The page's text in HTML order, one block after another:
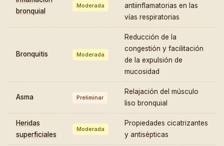
bronquial
Moderada
antiinflamatorias en las
vías respiratorias
Bronquitis Moderada
Reducción de la
congestión y facilitación
de la expulsión de
mucosidad
Asma Preliminar
Relajación del músculo
liso bronquial
Heridas
superficiales
Moderada
Propiedades cicatrizantes
y antisépticas